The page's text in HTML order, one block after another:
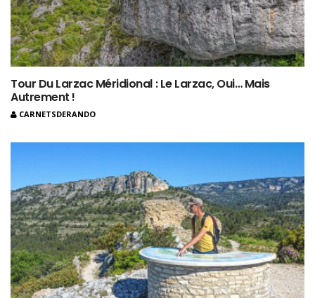
Tour Du Larzac Méridional : Le Larzac, Oui… Mais
Autrement !
CARNETSDERANDO